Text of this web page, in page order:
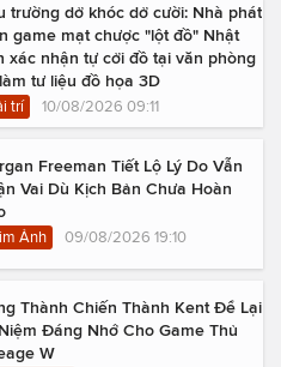
trường dở khóc dở cười: Nhà phát
game mạt chược "lột đồ" Nhật
xác nhận tự cởi đồ tại văn phòng
tư liệu đồ họa 3D
trí 10/08/2026 09:11
Freeman Tiết Lộ Lý Do Vẫn
Vai Dù Kịch Bản Chưa Hoàn
Ảnh 09/08/2026 19:10
Thành Chiến Thành Kent Để Lại
Đáng Nhớ Cho Game Thủ
W